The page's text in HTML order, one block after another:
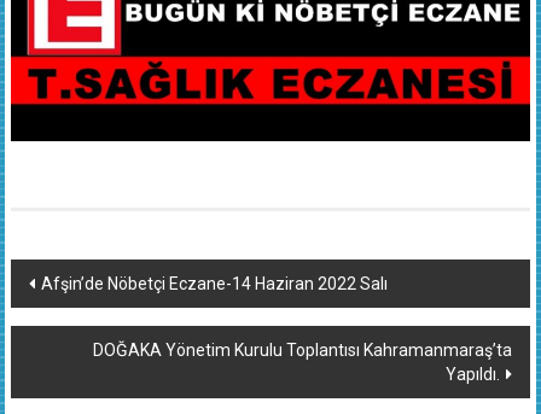
Yazı
dolaşımı
Afşin’de Nöbetçi Eczane-14 Haziran 2022 Salı
DOĞAKA Yönetim Kurulu Toplantısı Kahramanmaraş’ta
Yapıldı.